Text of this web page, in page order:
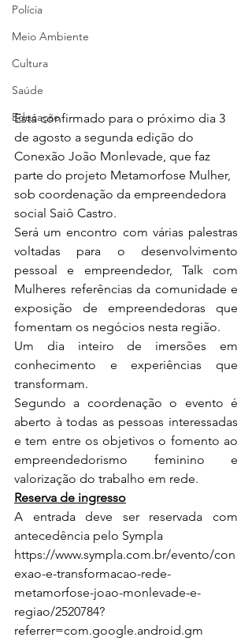
Polícia
Meio Ambiente
Cultura
Saúde
Educação
Está confirmado para o próximo dia 3
de agosto a segunda edição do
Conexão João Monlevade, que faz
parte do projeto Metamorfose Mulher,
sob coordenação da empreendedora
social Saiô Castro.
Será um encontro com várias palestras
voltadas para o desenvolvimento
pessoal e empreendedor, Talk com
Mulheres referências da comunidade e
exposição de empreendedoras que
fomentam os negócios nesta região.
Um dia inteiro de imersões em
conhecimento e experiências que
transformam.
Segundo a coordenação o evento é
aberto à todas as pessoas interessadas
e tem entre os objetivos o fomento ao
empreendedorismo feminino e
valorização do trabalho em rede.
Reserva de ingresso
A entrada deve ser reservada com
antecedência pelo Sympla
https://www.sympla.com.br/evento/con
exao-e-transformacao-rede-
metamorfose-joao-monlevade-e-
regiao/2520784?
referrer=com.google.android.gm